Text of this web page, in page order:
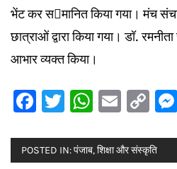
भेंट कर समानित किया गया। मंच
छात्राओं द्वारा किया गया। डॉ.
आभार व्यक्त किया।
Facebook
Twitter
POSTED IN:पंजाब,शिक्षा और संस्कृति